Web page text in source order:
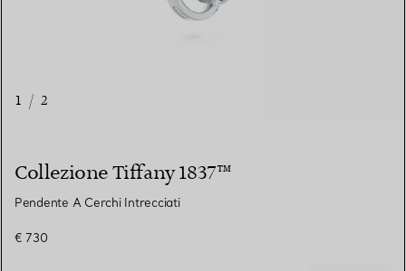
1 / 2
Collezione Tiffany 1837™
Pendente A Cerchi Intrecciati
€ 730